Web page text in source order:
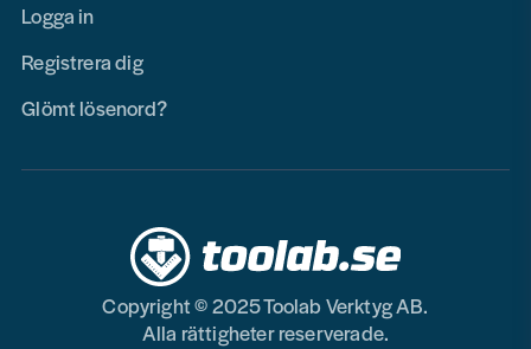
Logga in
Registrera dig
Glömt lösenord?
Copyright © 2025 Toolab Verktyg AB.
Alla rättigheter reserverade.